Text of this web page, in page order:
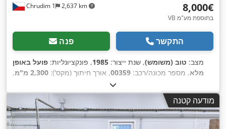
Chrudim 1 2,637 km ‏8,000 ‏€
VB בתוספת מע"מ
פנה התקשר
מצב: טוב (משומש), שנת ייצור: 1985, פונקציונליות: פועל באופן
מלא, מספר מכונה/רכב: 00359, אורך חיתוך (מקס'): 2,300 מ"מ
,
מודעה קטנה